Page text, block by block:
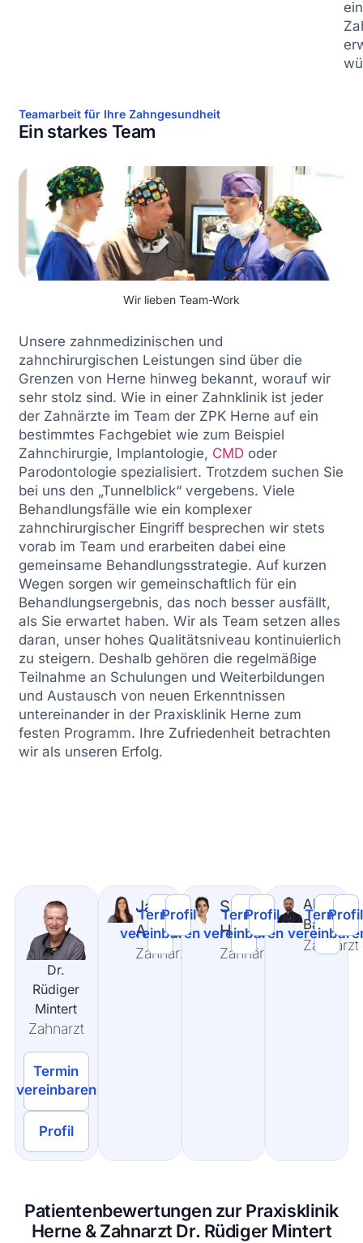
Teamarbeit für Ihre Zahngesundheit
Ein starkes Team
Wir lieben Team-Work
Unsere zahnmedizinischen und
zahnchirurgischen Leistungen sind über die
Grenzen von Herne hinweg bekannt, worauf wir
sehr stolz sind. Wie in einer Zahnklinik ist jeder
der Zahnärzte im Team der ZPK Herne auf ein
bestimmtes Fachgebiet wie zum Beispiel
Zahnchirurgie, Implantologie, CMDoder
Parodontologie spezialisiert. Trotzdem suchen Sie
bei uns den „Tunnelblick“ vergebens. Viele
Behandlungsfälle wie ein komplexer
zahnchirurgischer Eingriff besprechen wir stets
vorab im Team und erarbeiten dabei eine
gemeinsame Behandlungsstrategie. Auf kurzen
Wegen sorgen wir gemeinschaftlich für ein
Behandlungsergebnis, das noch besser ausfällt,
als Sie erwartet haben. Wir als Team setzen alles
daran, unser hohes Qualitätsniveau kontinuierlich
zu steigern. Deshalb gehören die regelmäßige
Teilnahme an Schulungen und Weiterbildungen
und Austausch von neuen Erkenntnissen
untereinander in der Praxisklinik Herne zum
festen Programm. Ihre Zufriedenheit betrachten
wir als unseren Erfolg.
Dr.
Rüdiger
Mintert
Zahnarzt
Termin
vereinbaren
Profil
Janda
Ahmad
Zahnärztin
Termin
vereinbaren
Profil
Seda
Hergül
Zahnärztin
Termin
vereinbaren
Profil
Ahmed
Basmaji
Zahnarzt
Termin
Profil
Patientenbewertungen zur Praxisklinik
Herne & Zahnarzt Dr. Rüdiger Mintert